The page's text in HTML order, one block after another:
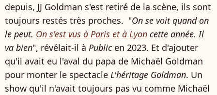
depuis, JJ Goldman s'est retiré de la scène, ils sont
toujours restés très proches. "On se voit quand on
le peut. On s'est vus à Paris et à Lyon cette année. Il
va bien", révélait-il à Public en 2023. Et d'ajouter
qu'il avait eu l'aval du papa de Michaël Goldman
pour monter le spectacle L'héritage Goldman. Un
show qu'il n'avait toujours pas vu comme Michaël